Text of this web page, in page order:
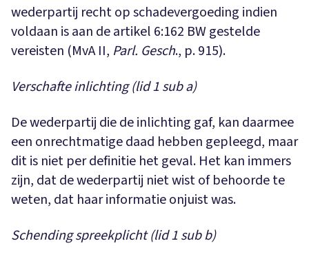
wederpartij recht op schadevergoeding indien
voldaan is aan de artikel 6:162 BW gestelde
vereisten (MvA II, Parl. Gesch., p. 915).
Verschafte inlichting (lid 1 sub a)
De wederpartij die de inlichting gaf, kan daarmee
een onrechtmatige daad hebben gepleegd, maar
dit is niet per definitie het geval. Het kan immers
zijn, dat de wederpartij niet wist of behoorde te
weten, dat haar informatie onjuist was.
Schending spreekplicht (lid 1 sub b)